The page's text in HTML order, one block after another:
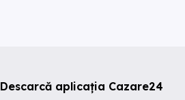
Descarcă aplicația Cazare24